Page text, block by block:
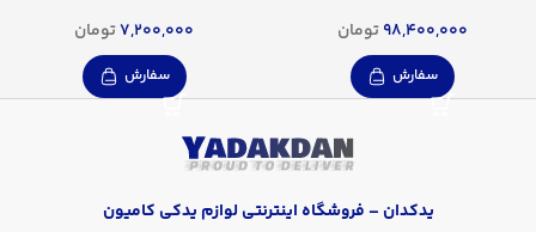
98,400,000 تومان
سفارش
7,200,000تومان
سفارش
یدکدان – فروشگاه اینترنتی لوازم یدکی کامیون